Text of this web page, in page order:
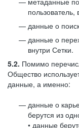
пользователь,
данные о
данные о
внутри Сетки.
5.2. Помимо
Общество
данные, а именно:
данные о
берутся из
• данные